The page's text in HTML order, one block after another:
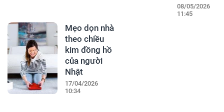
08/05/2026
11:45
Mẹo dọn nhà
theo chiều
kim đồng hồ
của người
Nhật
17/04/2026
10:34